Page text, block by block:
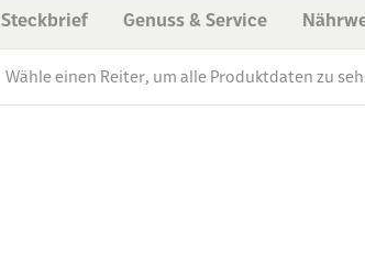
Steckbrief Genuss & Service
Wähle einen Reiter, um alle Produktdaten zu